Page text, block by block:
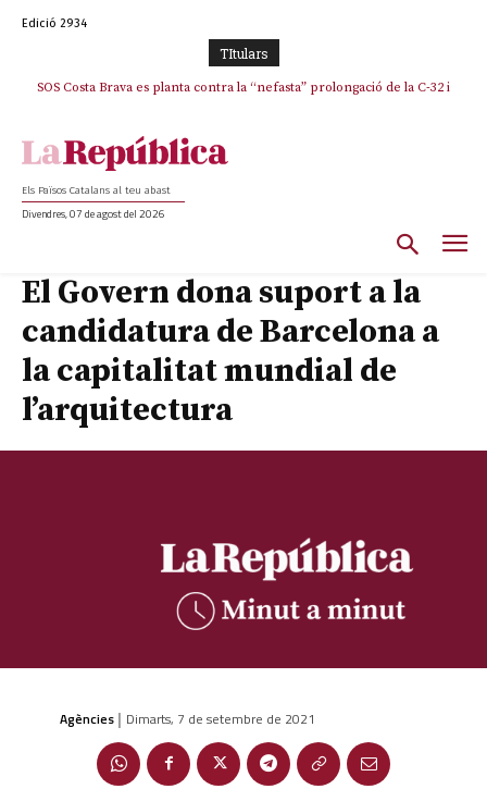
Edició 2934
TItulars
SOS Costa Brava es planta contra la “nefasta” prolongació de la C-32 i
La memòria viva de Josep Sunyol uneix l’esport i la cultura en un emotiu
Els Països Catalans al teu abast
Divendres, 07 de agost del 2026
El Govern dona suport a la
candidatura de Barcelona a
la capitalitat mundial de
l’arquitectura
Agències | Dimarts, 7 de setembre de 2021